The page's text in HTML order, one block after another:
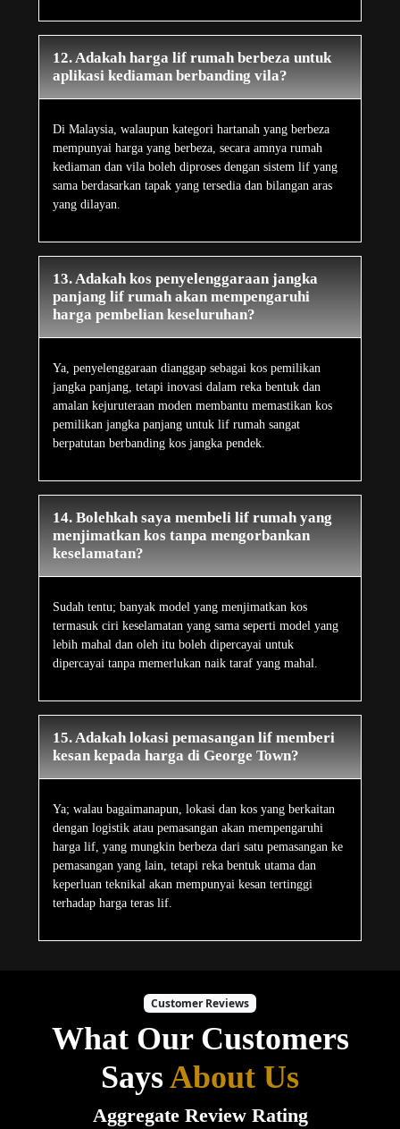
12. Adakah harga lif rumah berbeza untuk
aplikasi kediaman berbanding vila?
Di Malaysia, walaupun kategori hartanah yang berbeza
mempunyai harga yang berbeza, secara amnya rumah
kediaman dan vila boleh diproses dengan sistem lif yang
sama berdasarkan tapak yang tersedia dan bilangan aras
yang dilayan.
13. Adakah kos penyelenggaraan jangka
panjang lif rumah akan mempengaruhi
harga pembelian keseluruhan?
Ya, penyelenggaraan dianggap sebagai kos pemilikan
jangka panjang, tetapi inovasi dalam reka bentuk dan
amalan kejuruteraan moden membantu memastikan kos
pemilikan jangka panjang untuk lif rumah sangat
berpatutan berbanding kos jangka pendek.
14. Bolehkah saya membeli lif rumah yang
menjimatkan kos tanpa mengorbankan
keselamatan?
Sudah tentu; banyak model yang menjimatkan kos
termasuk ciri keselamatan yang sama seperti model yang
lebih mahal dan oleh itu boleh dipercayai untuk
dipercayai tanpa memerlukan naik taraf yang mahal.
15. Adakah lokasi pemasangan lif memberi
kesan kepada harga di George Town?
Ya; walau bagaimanapun, lokasi dan kos yang berkaitan
dengan logistik atau pemasangan akan mempengaruhi
harga lif, yang mungkin berbeza dari satu pemasangan ke
pemasangan yang lain, tetapi reka bentuk utama dan
keperluan teknikal akan mempunyai kesan tertinggi
terhadap harga teras lif.
Customer Reviews
What Our Customers
SaysAbout Us
Aggregate Review Rating